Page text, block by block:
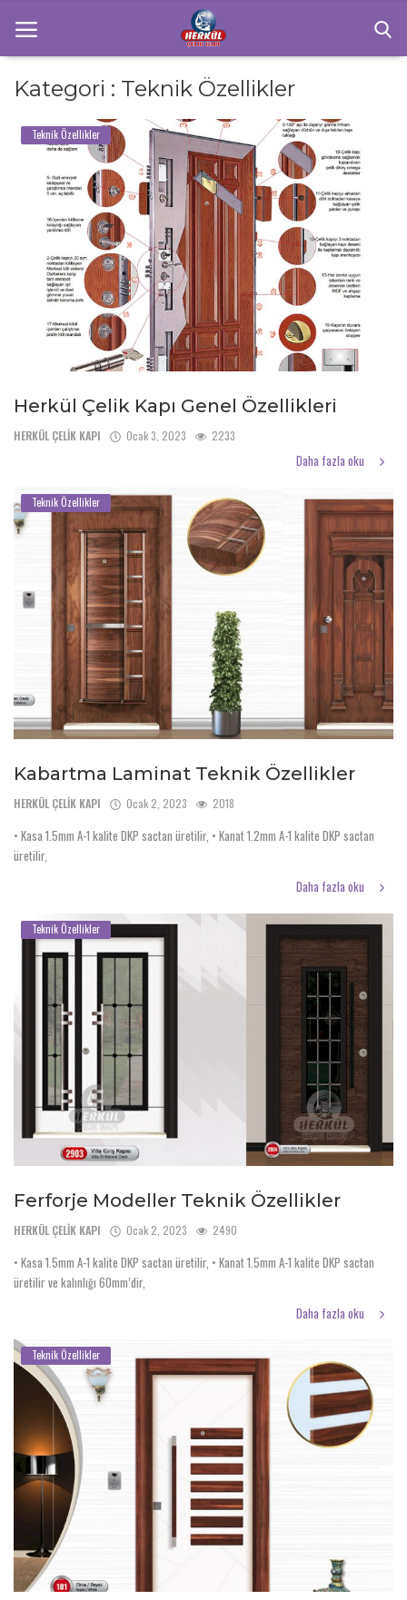
Anasayfa
Sektörel Bilgiler
Teknik Özellikler
Türkçe
Kategori : Teknik Özellikler
Teknik Özellikler
Herkül Çelik Kapı Genel Özellikleri
HERKÜL ÇELİK KAPI Ocak 3, 2023 2233
Daha fazla oku
Teknik Özellikler
Kabartma Laminat Teknik Özellikler
HERKÜL ÇELİK KAPI Ocak 2, 2023 2018
• Kasa 1.5mm A-1 kalite DKP sactan üretilir, • Kanat 1.2mm A-1 kalite DKP sactan
üretilir,
Daha fazla oku
Teknik Özellikler
Ferforje Modeller Teknik Özellikler
HERKÜL ÇELİK KAPI Ocak 2, 2023 2490
• Kasa 1.5mm A-1 kalite DKP sactan üretilir, • Kanat 1.5mm A-1 kalite DKP sactan
üretilir ve kalınlığı 60mm’dir,
Daha fazla oku
Teknik Özellikler